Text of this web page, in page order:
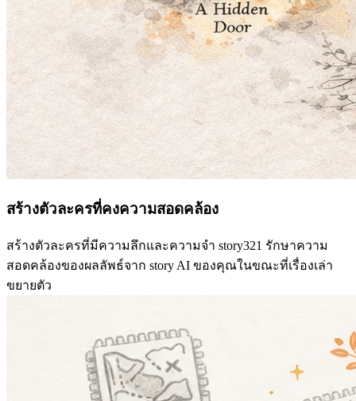
สร้างตัวละครที่คงความสอดคล้อง
สร้างตัวละครที่มีความลึกและความจำ story321 รักษาความ
สอดคล้องของผลลัพธ์จาก story AI ของคุณในขณะที่เรื่องเล่า
ขยายตัว